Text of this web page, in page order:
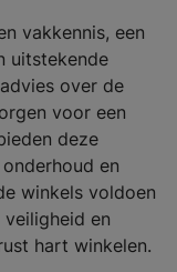
vakkennis, een
uitstekende
over de
voor een
deze
en
winkels voldoen
en
hart winkelen.